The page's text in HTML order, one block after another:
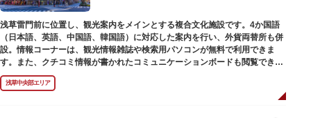
浅草雷門前に位置し、観光案内をメインとする複合文化施設です。4か国語
（日本語、英語、中国語、韓国語）に対応した案内を行い、外貨両替所も併
設。情報コーナーは、観光情報雑誌や検索用パソコンが無料で利用できま
す。また、クチコミ情報が書かれたコミュニケーションボードも閲覧できる
ので、とっておきの旅のヒントを得られるかも。多目的スペースでは、映像
を活用し台東区のみどころやイベント、歴史、文化を紹介。通常、イスが配
浅草中央部エリア